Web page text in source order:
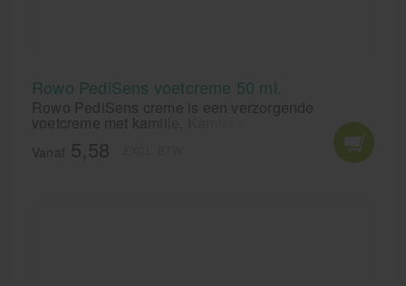
Rowo PediSens voetcreme 50 ml.
Rowo PediSens creme is een verzorgende
voetcreme met kamille, Kamfer en muntolie voor de
Vanaf 5,58